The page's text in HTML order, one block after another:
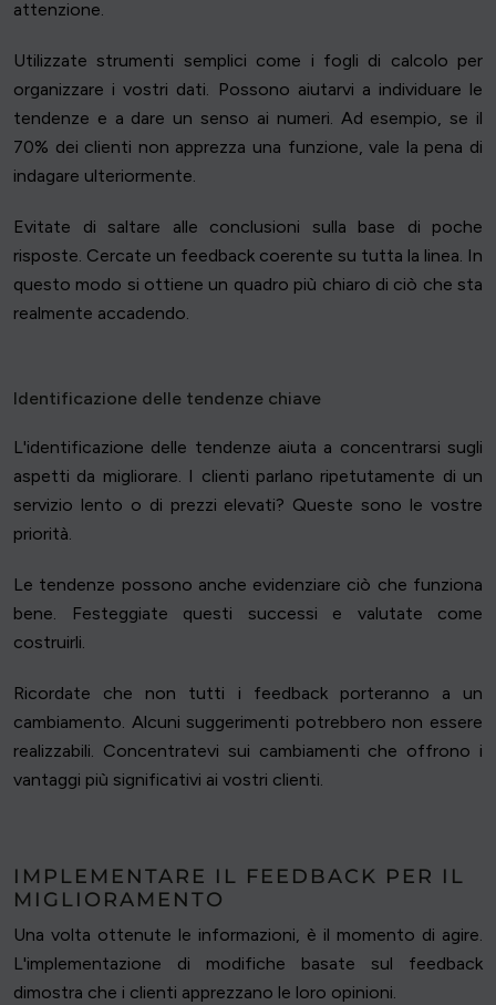
attenzione.
Utilizzate strumenti semplici come i fogli di calcolo per
organizzare i vostri dati. Possono aiutarvi a individuare le
tendenze e a dare un senso ai numeri. Ad esempio, se il
70% dei clienti non apprezza una funzione, vale la pena di
indagare ulteriormente.
Evitate di saltare alle conclusioni sulla base di poche
risposte. Cercate un feedback coerente su tutta la linea. In
questo modo si ottiene un quadro più chiaro di ciò che sta
realmente accadendo.
Identificazione delle tendenze chiave
L'identificazione delle tendenze aiuta a concentrarsi sugli
aspetti da migliorare. I clienti parlano ripetutamente di un
servizio lento o di prezzi elevati? Queste sono le vostre
priorità.
Le tendenze possono anche evidenziare ciò che funziona
bene. Festeggiate questi successi e valutate come
costruirli.
Ricordate che non tutti i feedback porteranno a un
cambiamento. Alcuni suggerimenti potrebbero non essere
realizzabili. Concentratevi sui cambiamenti che offrono i
vantaggi più significativi ai vostri clienti.
IMPLEMENTARE IL FEEDBACK PER IL
MIGLIORAMENTO
Una volta ottenute le informazioni, è il momento di agire.
L'implementazione di modifiche basate sul feedback
dimostra che i clienti apprezzano le loro opinioni.